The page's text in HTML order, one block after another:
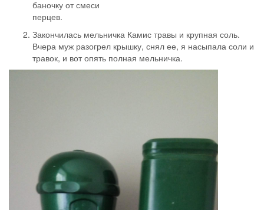
баночку от смеси
перцев.
Закончилась мельничка Камис травы и крупная соль.
Вчера муж разогрел крышку, снял ее, я насыпала соли и
травок, и вот опять полная мельничка.